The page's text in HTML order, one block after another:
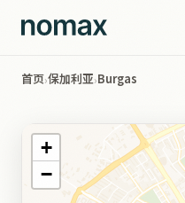
首页›保加利亚›Burgas
+
−